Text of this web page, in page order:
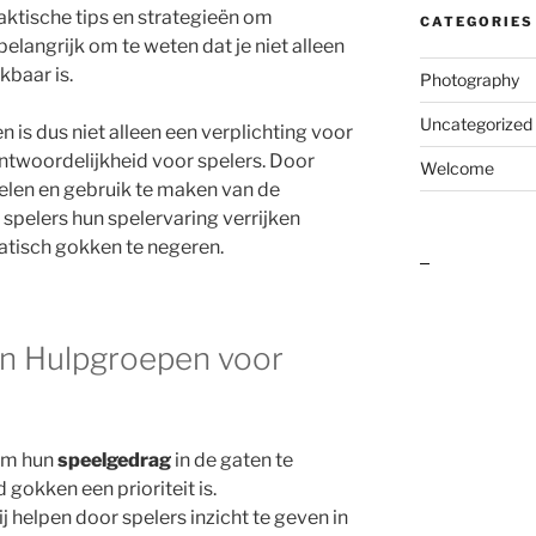
tips en strategieën om
om te weten dat je niet alleen
is.
is dus niet alleen een verplichting voor
voor spelers. Door
en gebruik te maken van de
hun spelervaring verrijken
gokken te negeren.
Hulpgroepen voor
hunspeelgedrag in de gaten te
gokken een prioriteit is.
door spelers inzicht te geven in
CATEGORIES
Photography
Uncategorized
Welcome